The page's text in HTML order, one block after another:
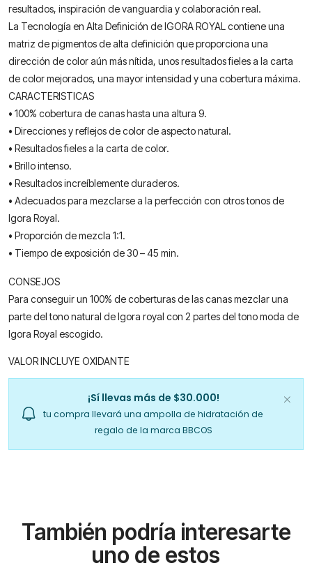
resultados, inspiración de vanguardia y colaboración real.
La Tecnología en Alta Definición de IGORA ROYAL contiene una
matriz de pigmentos de alta definición que proporciona una
dirección de color aún más nítida, unos resultados fieles a la carta
de color mejorados, una mayor intensidad y una cobertura máxima.
CARACTERISTICAS
• 100% cobertura de canas hasta una altura 9.
• Direcciones y reflejos de color de aspecto natural.
• Resultados fieles a la carta de color.
• Brillo intenso.
• Resultados increíblemente duraderos.
• Adecuados para mezclarse a la perfección con otros tonos de
Igora Royal.
• Proporción de mezcla 1:1.
• Tiempo de exposición de 30 – 45 min.
CONSEJOS
Para conseguir un 100% de coberturas de las canas mezclar una
parte del tono natural de Igora royal con 2 partes del tono moda de
Igora Royal escogido.
VALOR INCLUYE OXIDANTE
¡Sí llevas más de $30.000!
tu compra llevará una ampolla de hidratación de
regalo de la marca BBCOS
También podría interesarte
uno de estos